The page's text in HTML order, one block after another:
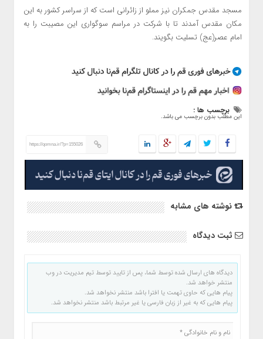
مسجد مقدس جمکران نیز مملو از زائرانی است که از سراسر کشور به این
مکان مقدس آمدند تا با شرکت در مراسم سوگواری این مصیبت را به
امام عصر(عج) تسلیت بگویند.
برچسب ها :
این مطلب بدون برچسب می باشد.
https://qomna.ir/?p=155026
نوشته های مشابه
ثبت دیدگاه
دیدگاه های ارسال شده توسط شما، پس از تایید توسط تیم مدیریت در وب
منتشر خواهد شد.
پیام هایی که حاوی تهمت یا افترا باشد منتشر نخواهد شد.
پیام هایی که به غیر از زبان فارسی یا غیر مرتبط باشد منتشر نخواهد شد.